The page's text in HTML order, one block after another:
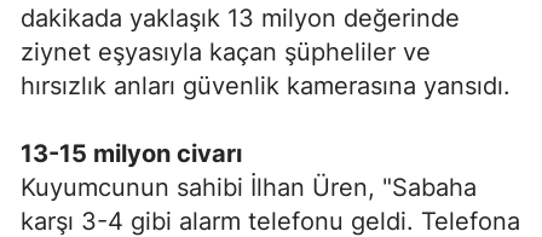
dakikada yaklaşık 13 milyon değerinde
ziynet eşyasıyla kaçan şüpheliler ve
hırsızlık anları güvenlik kamerasına yansıdı.
13-15 milyon civarı
Kuyumcunun sahibi İlhan Üren, "Sabaha
karşı 3-4 gibi alarm telefonu geldi. Telefona